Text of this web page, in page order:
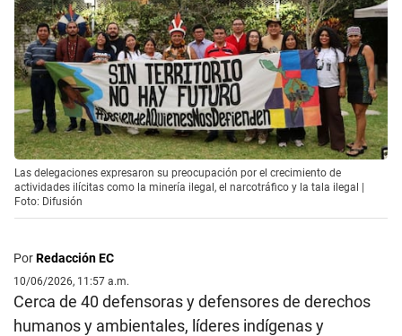
Las delegaciones expresaron su preocupación por el crecimiento de
actividades ilícitas como la minería ilegal, el narcotráfico y la tala ilegal |
Foto: Difusión
PorRedacción EC
10/06/2026, 11:57 a.m.
Cerca de 40 defensoras y defensores de derechos
humanos y ambientales, líderes indígenas y